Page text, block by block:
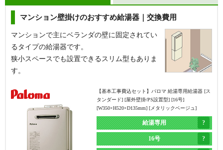
【基本工事費込セット】リンナイ 給湯専用給湯器 [エ
定品][W458×H596×D210mm][シャイニーシルバー]
16号
エコジョーズ
RUX-E1616G(A) MC-145V(A)
メーカー希望小売価格（本体）239,800円
本体 60%OFF
現在と同じ
浴槽隣接タイプ
浴槽隣接タイプ
(2つ穴)から
据置タイプ(1つ穴)
に交換
マンション壁掛けのおすすめ給湯器｜交換費用
マンションで主にベランダの壁に固定されてい
るタイプの給湯器です。
狭小スペースでも設置できるスリム型もありま
す。
【基本工事費込セット】
パロマ 給湯専用給湯器 [ス
タンダード] [屋外壁掛/PS設置型] [16号]
[W350×H520×D135mm] [メタリックベージュ]
給湯専用
16号